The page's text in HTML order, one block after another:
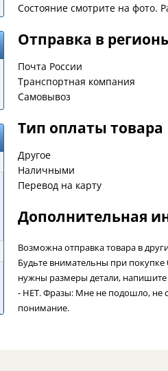
Состояние смотрите на фото.
Отправка в
Почта России
Транспортная компания
Самовывоз
Тип оплаты товара
Другое
Наличными
Перевод на карту
Дополнительная
Возможна отправка товара в
Будьте внимательны при
нужны размеры детали,
- НЕТ. Фразы: Мне не подошло, не
понимание.